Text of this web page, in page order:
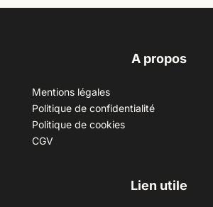
A propos
Mentions légales
Politique de confidentialité
Politique de cookies
CGV
Lien utile